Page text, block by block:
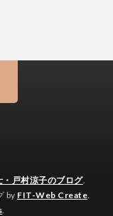
戸村涼子のブログ.
by FIT-Web Create